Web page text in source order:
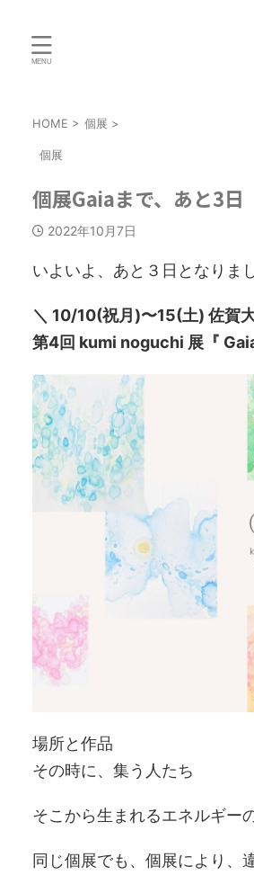
HOME > 個展 >
個展
個展Gaiaまで、あと3日
2022年10月7日
いよいよ、あと３日となりま
＼ 10/10(祝月)〜15(土) 佐賀
第4回 kumi noguchi 展『
場所と作品
その時に、集う人たち
そこから生まれるエネルギー
同じ個展でも、個展により、